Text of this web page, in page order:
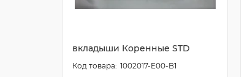
вкладыши Коренные STD
1002017-E00-B1